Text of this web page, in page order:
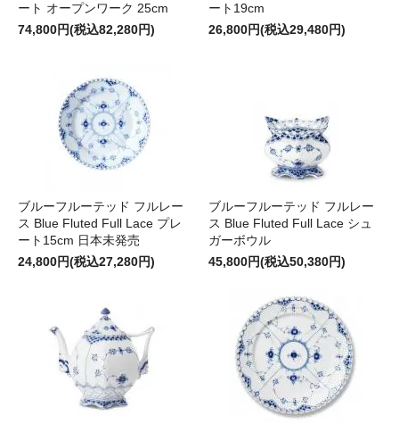
ート オープンワーク 25cm
74,800円(税込82,280円)
ート19cm
26,800円(税込29,480円)
ブルーフルーテッド フルレー
ス Blue Fluted Full Lace プレ
ート15cm 日本未発売
24,800円(税込27,280円)
ブルーフルーテッド フルレー
ス Blue Fluted Full Lace シュ
ガーボウル
45,800円(税込50,380円)